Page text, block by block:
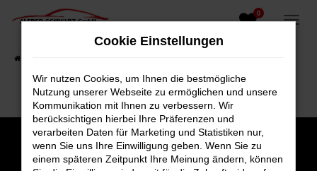
Zum
0
Cookie Einstellungen
Wir nutzen Cookies, um Ihnen die bestmögliche
Nutzung unserer Webseite zu ermöglichen und unsere
Kommunikation mit Ihnen zu verbessern. Wir
berücksichtigen hierbei Ihre Präferenzen und
verarbeiten Daten für Marketing und Statistiken nur,
wenn Sie uns Ihre Einwilligung geben. Wenn Sie zu
einem späteren Zeitpunkt Ihre Meinung ändern, können